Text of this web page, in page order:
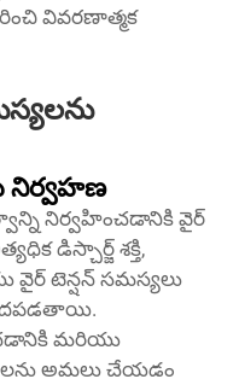
వివరణాత్మక
నిర్వహణ
నిర్వహించడానికి వైర్
డిస్చార్జ్ శక్తి,
వైర్ టెన్షన్ సమస్యలు
మరియు
అమలు చేయడం